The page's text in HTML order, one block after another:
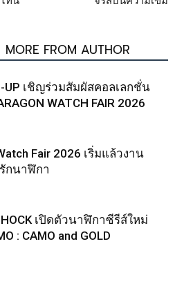
MORE FROM AUTHOR
UP เชิญร่วมสัมผัสคอลเลกชั่น
WATCH FAIR 2026
Fair 2026 เริ่มแล้วงาน
กนาฬิกา
เปิดตัวนาฬิกาซีรีส์ใหม่
: CAMO and GOLD